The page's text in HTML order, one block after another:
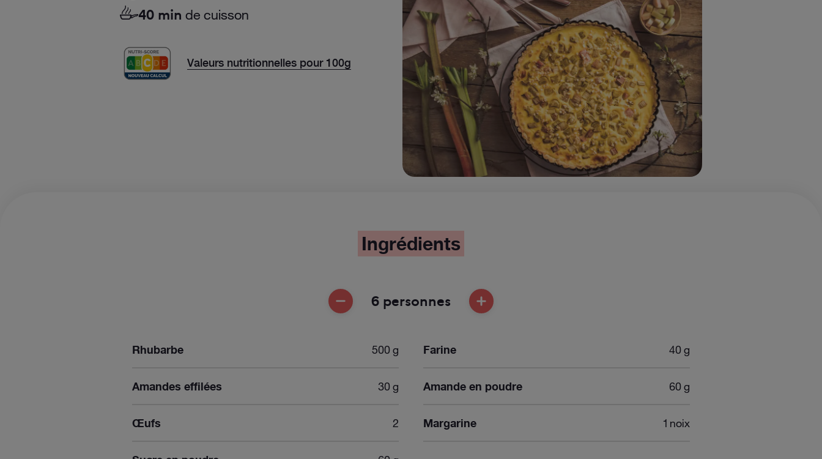
40 min de cuisson
Valeurs nutritionnelles pour 100g
Ingrédients
ENLEVER UNE PERSONNE
6 personnes AJOUTER UNE PERSONNE
Rhubarbe 500 g
Amandes effilées 30 g
Œufs 2
Farine 40 g
Amande en poudre 60 g
Margarine 1 noix